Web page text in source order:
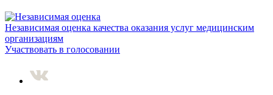
Независимая оценка качества оказания услуг медицинским
организациям
Участвовать в голосовании